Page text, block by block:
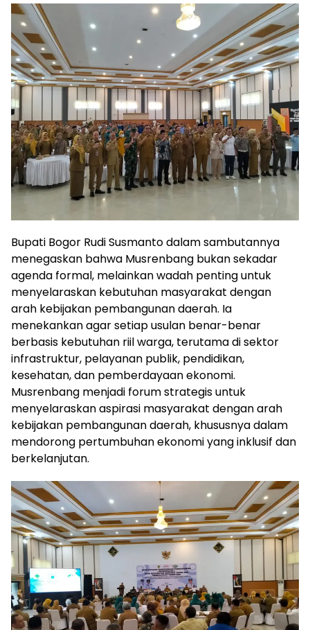
Bupati Bogor Rudi Susmanto dalam sambutannya
menegaskan bahwa Musrenbang bukan sekadar
agenda formal, melainkan wadah penting untuk
menyelaraskan kebutuhan masyarakat dengan
arah kebijakan pembangunan daerah. Ia
menekankan agar setiap usulan benar-benar
berbasis kebutuhan riil warga, terutama di sektor
infrastruktur, pelayanan publik, pendidikan,
kesehatan, dan pemberdayaan ekonomi.
Musrenbang menjadi forum strategis untuk
menyelaraskan aspirasi masyarakat dengan arah
kebijakan pembangunan daerah, khususnya dalam
mendorong pertumbuhan ekonomi yang inklusif dan
berkelanjutan.